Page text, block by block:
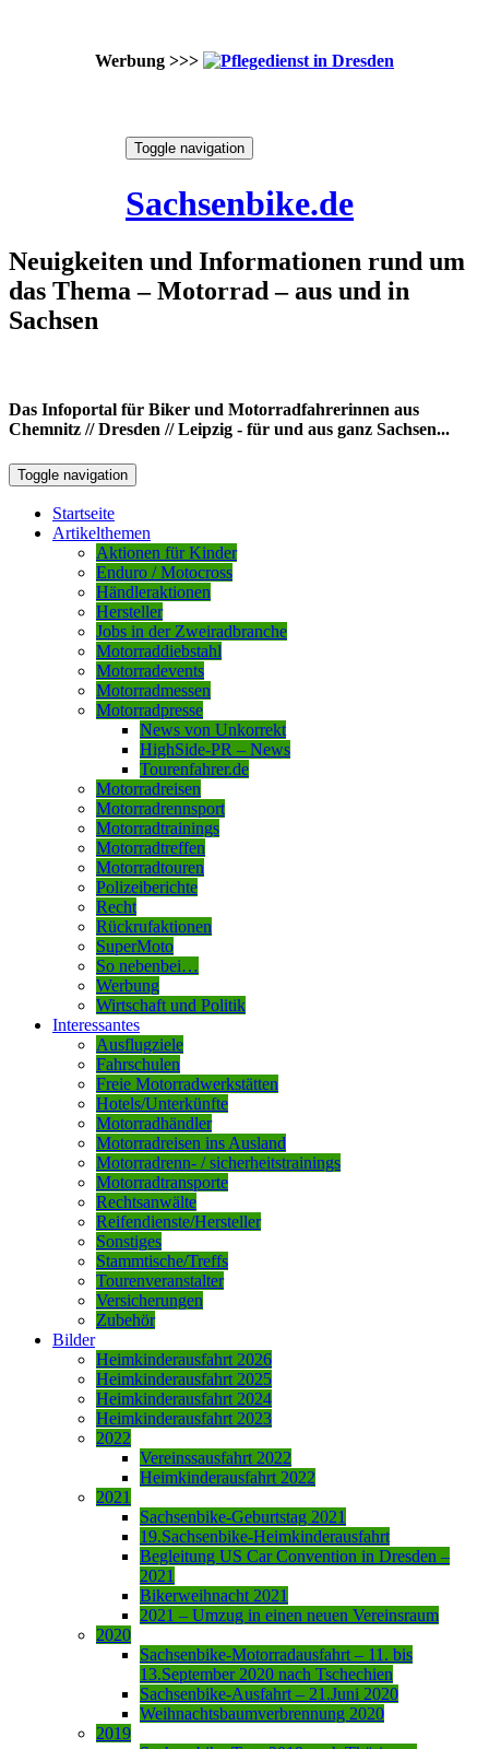
Werbung >>>
Toggle navigation
Sachsenbike.de
Neuigkeiten und Informationen rund um
das Thema – Motorrad – aus und in
Sachsen
Das Infoportal für Biker und Motorradfahrerinnen aus
Chemnitz // Dresden // Leipzig - für und aus ganz Sachsen...
Toggle navigation
Startseite
Artikelthemen
Aktionen für Kinder
Enduro / Motocross
Händleraktionen
Hersteller
Jobs in der Zweiradbranche
Motorraddiebstahl
Motorradevents
Motorradmessen
Motorradpresse
News von Unkorrekt
HighSide-PR – News
Tourenfahrer.de
Motorradreisen
Motorradrennsport
Motorradtrainings
Motorradtreffen
Motorradtouren
Polizeiberichte
Recht
Rückrufaktionen
SuperMoto
So nebenbei…
Werbung
Wirtschaft und Politik
Interessantes
Ausflugziele
Fahrschulen
Freie Motorradwerkstätten
Hotels/Unterkünfte
Motorradhändler
Motorradreisen ins Ausland
Motorradrenn- / sicherheitstrainings
Motorradtransporte
Rechtsanwälte
Reifendienste/Hersteller
Sonstiges
Stammtische/Treffs
Tourenveranstalter
Versicherungen
Zubehör
Bilder
Heimkinderausfahrt 2026
Heimkinderausfahrt 2025
Heimkinderausfahrt 2024
Heimkinderausfahrt 2023
2022
Vereinssausfahrt 2022
Heimkinderausfahrt 2022
2021
Sachsenbike-Geburtstag 2021
19.Sachsenbike-Heimkinderausfahrt
Begleitung US Car Convention in Dresden –
2021
Bikerweihnacht 2021
2021 – Umzug in einen neuen Vereinsraum
2020
Sachsenbike-Motorradausfahrt – 11. bis
13.September 2020 nach Tschechien
Sachsenbike-Ausfahrt – 21.Juni 2020
Weihnachtsbaumverbrennung 2020
2019